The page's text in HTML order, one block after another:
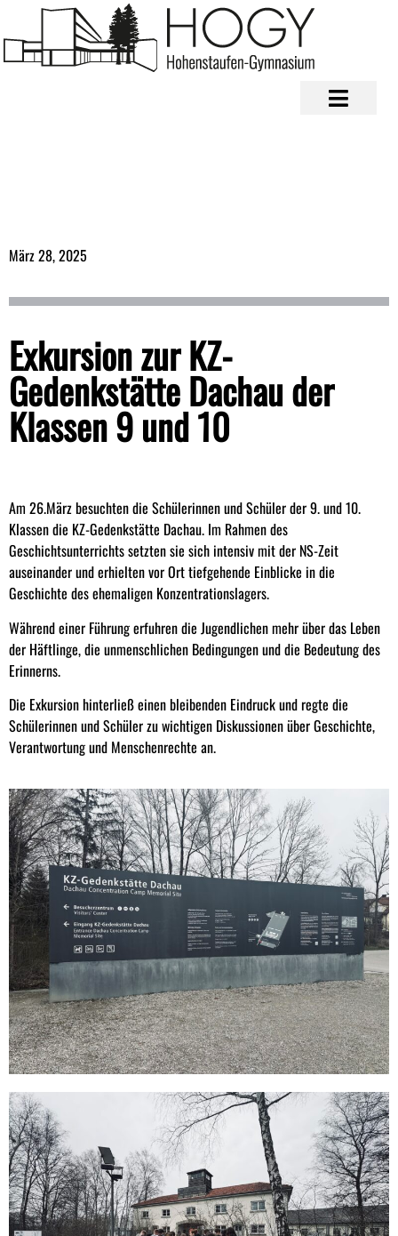
März 28, 2025
Exkursion zur KZ-
Gedenkstätte Dachau der
Klassen 9 und 10
Am 26.März besuchten die Schülerinnen und Schüler der 9. und 10.
Klassen die KZ-Gedenkstätte Dachau. Im Rahmen des
Geschichtsunterrichts setzten sie sich intensiv mit der NS-Zeit
auseinander und erhielten vor Ort tiefgehende Einblicke in die
Geschichte des ehemaligen Konzentrationslagers.
Während einer Führung erfuhren die Jugendlichen mehr über das Leben
der Häftlinge, die unmenschlichen Bedingungen und die Bedeutung des
Erinnerns.
Die Exkursion hinterließ einen bleibenden Eindruck und regte die
Schülerinnen und Schüler zu wichtigen Diskussionen über Geschichte,
Verantwortung und Menschenrechte an.